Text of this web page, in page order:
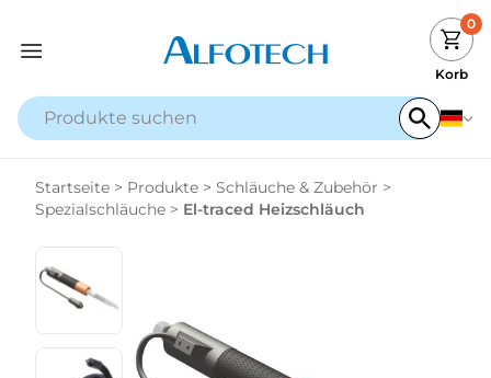
0
Korb
Startseite > Produkte > Schläuche & Zubehör >
Spezialschläuche > El-traced Heizschläuch